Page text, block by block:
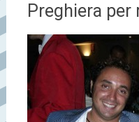
Preghiera per